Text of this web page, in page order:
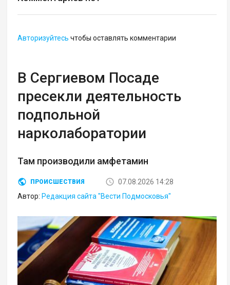
Авторизуйтесь чтобы оставлять комментарии
В Сергиевом Посаде
пресекли деятельность
подпольной
нарколаборатории
Там производили амфетамин
ПРОИСШЕСТВИЯ
07.08.2026 14:28
Автор: Редакция сайта "Вести Подмосковья"